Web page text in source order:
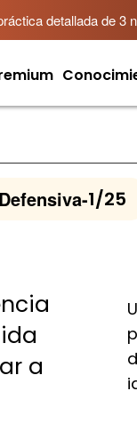
detallada de
-1/25
a